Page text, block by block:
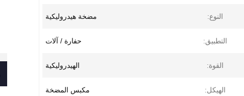
النوع: مضخة هيدروليكية
التطبيق: حفارة / آلات
القوة: الهيدروليكية
الهيكل: مكبس المضخة